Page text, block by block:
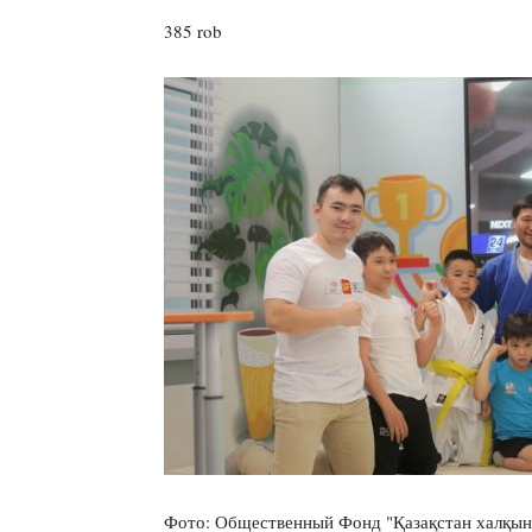
385 rob
Фото: Общественный Фонд "Қазақстан